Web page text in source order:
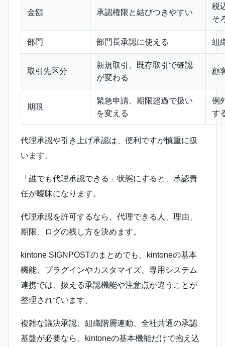
金額 承認権限と結びつきやすい
税
そ
部門 部門長承認に使える 組
取引先区分
新規取引、既存取引で確認
が変わる
顧
期限
緊急申請、期限超過で扱い
を変える
例
す
代理承認や引き上げ承認は、便利ですが慎重に扱
います。
「誰でも代理承認できる」状態にすると、承認責
任が曖昧になります。
代理承認を許可するなら、代理できる人、理由、
期限、ログの残し方を決めます。
kintone SIGNPOSTのまとめでも、kintoneの基本
機能、プラグインやカスタマイズ、専用システム
連携では、扱える承認機能や注意点が違うことが
整理されています。
複雑な議決承認、組織階層連動、全社共通の承認
基盤が必要なら、kintoneの基本機能だけで抱え込